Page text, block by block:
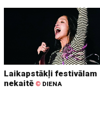
Laikapstākļi festivālam
nekaitē © DIENA